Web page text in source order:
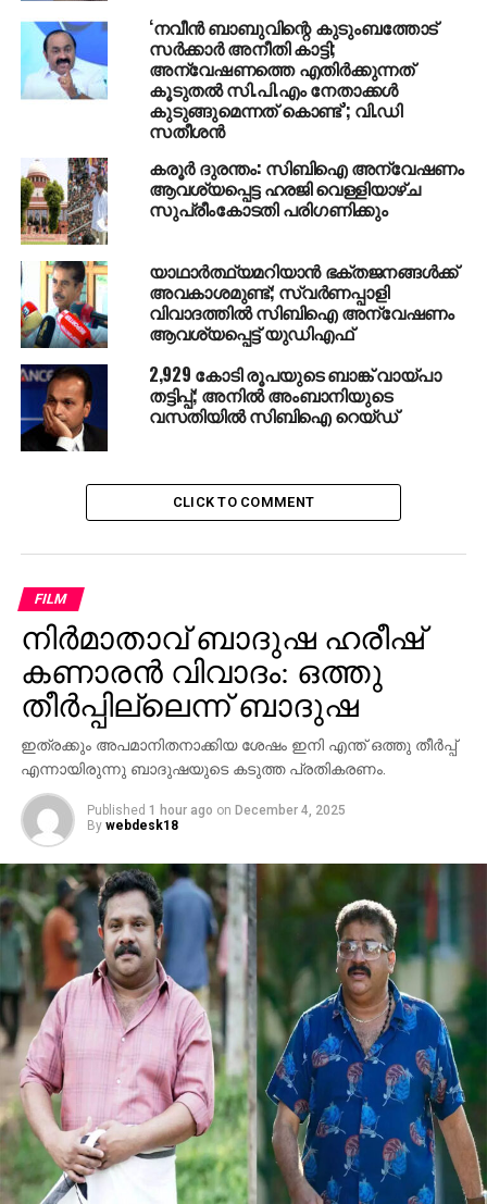
സര്‍ക്കാറിനെ പ്രതിരോധത്തിലാക്കിയ വ്യാപം
അഴിമതിയുടെ പേരില്‍ ബി.ജെ.പി നേതാക്കള്‍,
ഉദ്യോഗസ്ഥര്‍, ഇടനിലക്കാര്‍ തുടങ്ങി 2000 പേരെ
അറസ്റ്റു ചെയ്തിരുന്നു.
എന്നാല്‍ രണ്ട് വര്‍ഷം മുമ്പ് വ്യാപം കേസില്‍ സാക്ഷി
മൊഴി നല്‍കിയവരെല്ലാം ദുരൂഹ സാഹചര്യത്തില്‍
കൊല്ലപ്പെട്ടതോടെയാണ് കേസ് രാജ്യ
ശ്രദ്ധയിലേക്കു വരുന്നത്.
മുന്‍ മധ്യപ്രദേശ് ഗവര്‍ണറുടെ മകനടക്കം കേസുമായി
ബന്ധപ്പെട്ട 40ലെറെ പേരാണ് ദുരൂഹ സാഹചര്യത്തില്‍
കൊല്ലപ്പെട്ടത്. ചിലരെ പാലങ്ങള്‍ക്ക് താഴെയും
റയില്‍വേ ട്രാക്കിലും മരിച്ച നിലയില്‍ കാണപ്പെട്ടപ്പോള്‍,
മറ്റു ചിലര്‍ നിഗൂഡമായ അസുഖങ്ങള്‍ ബാധിച്ചാണ്
മരിച്ചത്. മരണങ്ങള്‍ക്കു പിന്നില്‍ ബി. ജെ. പിയാണെന്ന്
കോണ്‍ഗ്രസ് ആരോപിച്ചിരുന്നു.
മുഖ്യമന്ത്രിയുടെ നേതൃത്വത്തില്‍ ശ്രമം
നടക്കുന്നതായും കോണ്‍ഗ്രസ് ആരോപിച്ചിരുന്നു.
എന്നാല്‍ ചൗഹാനും ബി.ജെ.പിയും ഈ ആരോപണം
തെരഞ്ഞെടുപ്പിനെ അഭിമുഖീകരിക്കാന്‍ പോകുന്ന
സന്ദര്‍ഭത്തിലാണ് സി.ബി.ഐ മുഖ്യമന്ത്രിയെ
ഒഴിവാക്കി കുറ്റപത്രം സമര്‍പ്പിച്ചത്.
RELATED TOPICS: CBI VYAPAM
UP NEXT
‘രാജ്യസുരക്ഷക്ക് ഭീഷണി’: ആധാറിനെതിരെ
രൂക്ഷ വിമര്‍ശനവുമായി സുബ്രഹ്മണ്യന്‍ സ്വാമി
DON'T MISS
പി.ടി.എ റഹീം എം.എല്‍.എയുടെ ഇന്നോവ
കള്ളക്കടത്ത് പ്രതിയുടെ സമ്മാനം എല്‍.ഡി.എഫ്
നേതാക്കളെ രക്ഷിക്കാന്‍ ഹവാല
സ്വര്‍ണ്ണക്കള്ളക്കടത്തു പ്രതികളുടെ ‘ഫോട്ടോ
ക്വട്ടേഷന്‍’
‘നവീന്‍ ബാബുവിന്റെ കുടുംബത്തോട്
സര്‍ക്കാര്‍ അനീതി കാട്ടി;
അന്വേഷണത്തെ എതിര്‍ക്കുന്നത്
കൂടുതല്‍ സി.പി.എം നേതാക്കള്‍
കുടുങ്ങുമെന്നത് കൊണ്ട്’; വി.ഡി
സതീശന്‍
കരൂര്‍ ദുരന്തം: സിബിഐ അന്വേഷണം
ആവശ്യപ്പെട്ട ഹരജി വെള്ളിയാഴ്ച
സുപ്രീംകോടതി പരിഗണിക്കും
യാഥാര്‍ത്ഥ്യമറിയാന്‍ ഭക്തജനങ്ങള്‍ക്ക്
അവകാശമുണ്ട്; സ്വര്‍ണപ്പാളി
വിവാദത്തില്‍ സിബിഐ അന്വേഷണം
ആവശ്യപ്പെട്ട് യുഡിഎഫ്
2,929 കോടി രൂപയുടെ ബാങ്ക് വായ്പാ
തട്ടിപ്പ്; അനിൽ അംബാനിയുടെ
വസതിയിൽ സിബിഐ റെയ്ഡ്
CLICK TO COMMENT
FILM
നിര്‍മാതാവ് ബാദുഷ ഹരീഷ്
കണാരന്‍ വിവാദം: ഒത്തു
തീര്‍പ്പില്ലെന്ന് ബാദുഷ
ഇത്രക്കും അപമാനിതനാക്കിയ ശേഷം ഇനി എന്ത് ഒത്തു തീര്‍പ്പ്
എന്നായിരുന്നു ബാദുഷയുടെ കടുത്ത പ്രതികരണം.
Published 1 hour ago on December 4, 2025
By webdesk18